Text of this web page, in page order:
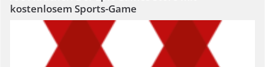
kostenlosem Sports-Game